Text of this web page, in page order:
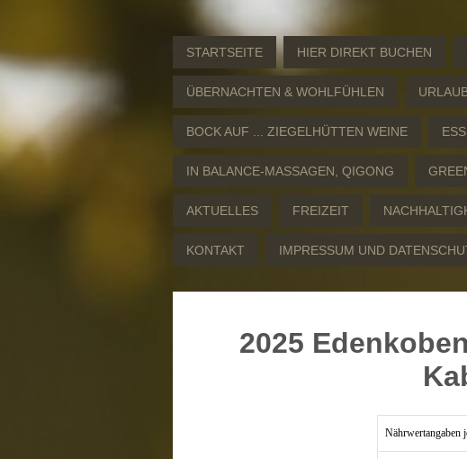
STARTSEITE HIER DIREKT BUCHEN
ÜBERNACHTEN & WOHLFÜHLEN
BOCK AUF ... ZIEGELHÜTTEN WEINE
IN BALANCE-MASSAGEN, QIGONG
AKTUELLES FREIZEIT
KONTAKT IMPRESSUM UND
2025
Nährwertangaben